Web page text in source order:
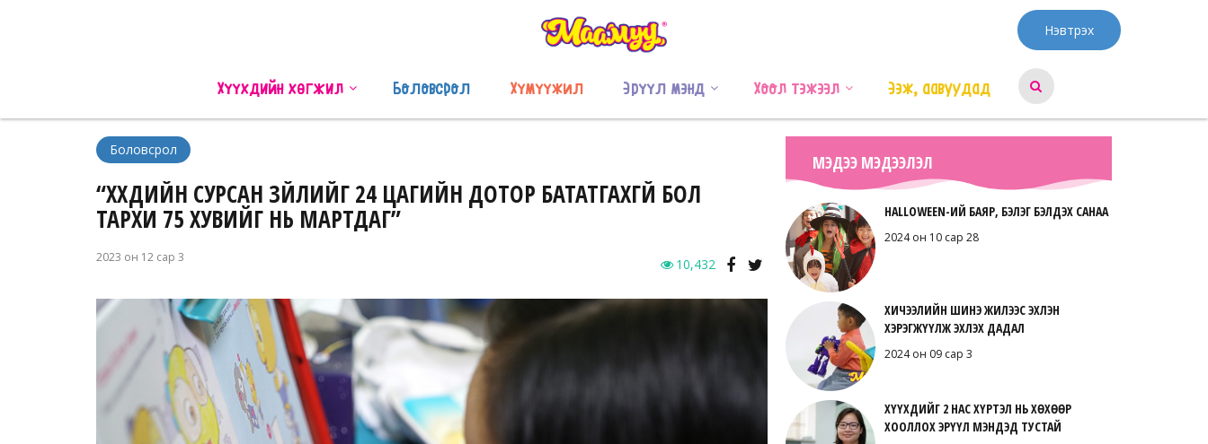
Нэвтрэх
Хүүхдийн хөгжил Боловсрол Хүмүүжил Эрүүл мэнд Хоол тэжээл Ээж, аавуудад
Боловсрол
“ХҮҮХДИЙН СУРСАН ЗҮЙЛИЙГ 24 ЦАГИЙН ДОТОР БАТАТГАХГҮЙ БОЛ
ТАРХИ 75 ХУВИЙГ НЬ МАРТДАГ”
2023 он 12 сар 3 10,432
МЭДЭЭ МЭДЭЭЛЭЛ
HALLOWEEN-ИЙ БАЯР, БЭЛЭГ БЭЛДЭХ САНАА
2024 он 10 сар 28
ХИЧЭЭЛИЙН ШИНЭ ЖИЛЭЭС ЭХЛЭН
ХЭРЭГЖҮҮЛЖ ЭХЛЭХ ДАДАЛ
2024 он 09 сар 3
ХҮҮХДИЙГ 2 НАС ХҮРТЭЛ НЬ ХӨХӨӨР
ХООЛЛОХ ЭРҮҮЛ МЭНДЭД ТУСТАЙ